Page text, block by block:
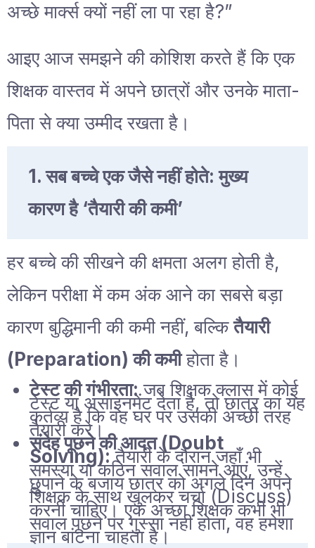
अच्छे मार्क्स क्यों नहीं ला पा रहा है?”
आइए आज समझने की कोशिश करते हैं कि एक
शिक्षक वास्तव में अपने छात्रों और उनके माता-
पिता से क्या उम्मीद रखता है।
1. सब बच्चे एक जैसे नहीं होते: मुख्य
कारण है ‘तैयारी की कमी’
हर बच्चे की सीखने की क्षमता अलग होती है,
लेकिन परीक्षा में कम अंक आने का सबसे बड़ा
कारण बुद्धिमानी की कमी नहीं, बल्कितैयारी
(Preparation) की कमीहोता है।
टेस्ट की गंभीरता:जब शिक्षक क्लास में कोई
टेस्ट या असाइनमेंट देता है, तो छात्र का यह
कर्तव्य है कि वह घर पर उसकी अच्छी तरह
तैयारी करे।
संदेह पूछने की आदत (Doubt
Solving):तैयारी के दौरान जहाँ भी
समस्या या कठिन सवाल सामने आएं, उन्हें
छुपाने के बजाय छात्र को अगले दिन अपने
शिक्षक के साथ खुलकर चर्चा (Discuss)
करनी चाहिए। एक अच्छा शिक्षक कभी भी
सवाल पूछने पर गुस्सा नहीं होता, वह हमेशा
ज्ञान बांटना चाहता है।